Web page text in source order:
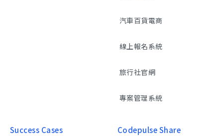
汽車百貨電商
線上報名系統
旅行社官網
專案管理系統
Success Cases Codepulse Share